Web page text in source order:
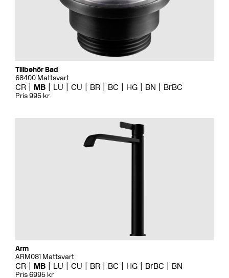
Tillbehör Bad
68400 Mattsvart
CR MB LU CU BR BC HG BN BrBC
Pris 995 kr
Arm
ARM081 Mattsvart
CR MB LU CU BR BC HG BrBC BN
Pris 6995 kr